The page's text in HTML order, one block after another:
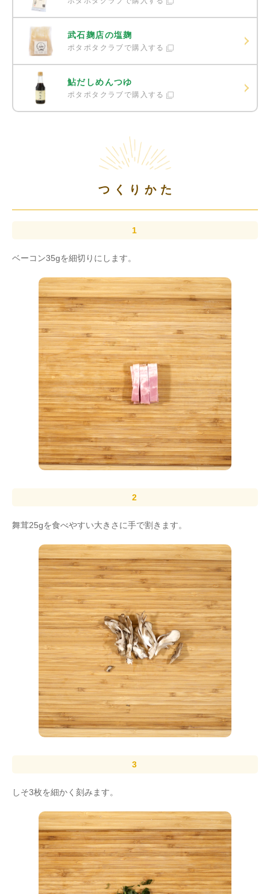
武石麹店の塩麹
ポタポタクラブで購入する
鮎だしめんつゆ
ポタポタクラブで購入する
つくりかた
ベーコン35gを細切りにします。
舞茸25gを食べやすい大きさに手で割きます。
しそ3枚を細かく刻みます。